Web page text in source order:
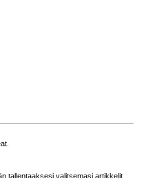
tallentaaksesi valitsemasi artikkelit